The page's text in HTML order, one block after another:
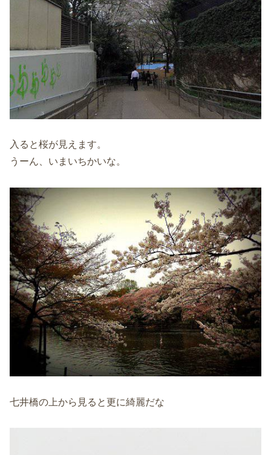
入ると桜が見えます。
うーん、いまいちかいな。
七井橋の上から見ると更に綺麗だな